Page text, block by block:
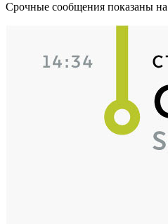
Срочные сообщения показаны